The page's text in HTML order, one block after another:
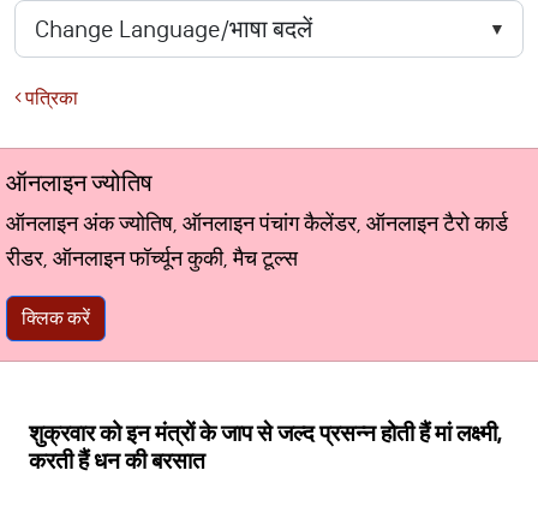
पत्रिका
ऑनलाइन ज्योतिष
ऑनलाइन अंक ज्योतिष, ऑनलाइन पंचांग कैलेंडर, ऑनलाइन टैरो कार्ड
रीडर, ऑनलाइन फॉर्च्यून कुकी, मैच टूल्स
क्लिक करें
शुक्रवार को इन मंत्रों के जाप से जल्द प्रसन्न होती हैं मां लक्ष्मी,
करती हैं धन की बरसात